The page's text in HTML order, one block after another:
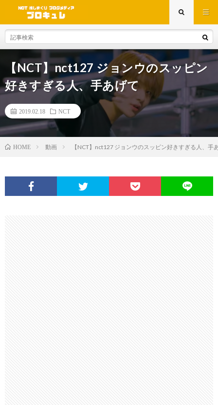
【NCT】nct127 ジョンウのスッピン
好きすぎる人、手あげて
2019.02.18 NCT
HOME 動画 【NCT】nct127 ジョンウのスッピン好きすぎる人、手